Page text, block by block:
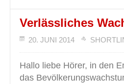
Verlässliches
20. JUNI 2014
Hallo liebe Hörer, in den
das